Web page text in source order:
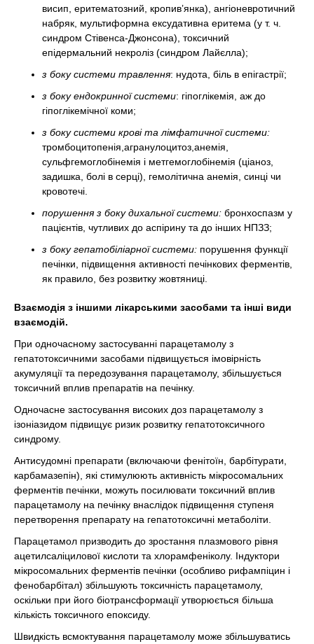
висип, еритематозний, кропив’янка), ангіоневротичний
набряк, мультиформна ексудативна еритема (у т. ч.
синдром Стівенса-Джонсона), токсичний
епідермальний некроліз (синдром Лайєлла);
з боку системи травлення: нудота, біль в епігастрії;
з боку ендокринної системи: гіпоглікемія, аж до
гіпоглікемічної коми;
з боку системи крові та лімфатичної системи:
тромбоцитопенія,агранулоцитоз,анемія,
сульфгемоглобінемія і метгемоглобінемія (ціаноз,
задишка, болі в серці), гемолітична анемія, синці чи
кровотечі.
порушення з боку дихальної системи: бронхоспазм у
пацієнтів, чутливих до аспірину та до інших НПЗЗ;
з боку гепатобіліарної системи: порушення функції
печінки, підвищення активності печінкових ферментів,
як правило, без розвитку жовтяниці.
Взаємодія з іншими лікарськими засобами та інші види
взаємодій.
При одночасному застосуванні парацетамолу з
гепатотоксичними засобами підвищується імовірність
акумуляції та передозування парацетамолу, збільшується
токсичний вплив препаратів на печінку.
Одночасне застосування високих доз парацетамолу з
ізоніазидом підвищує ризик розвитку гепатотоксичного
синдрому.
Антисудомні препарати (включаючи фенітоїн, барбітурати,
карбамазепін), які стимулюють активність мікросомальних
ферментів печінки, можуть посилювати токсичний вплив
парацетамолу на печінку внаслідок підвищення ступеня
перетворення препарату на гепатотоксичні метаболіти.
Парацетамол призводить до зростання плазмового рівня
ацетилсаліцилової кислоти та хлорамфеніколу. Індуктори
мікросомальних ферментів печінки (особливо рифампіцин і
фенобарбітал) збільшують токсичність парацетамолу,
оскільки при його біотрансформації утворюється більша
кількість токсичного епоксиду.
Швидкість всмоктування парацетамолу може збільшуватись